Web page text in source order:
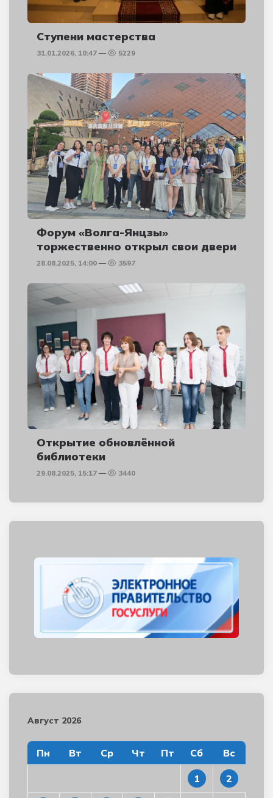
Ступени мастерства
31.01.2026, 10:47 5229
Форум «Волга-Янцзы»
торжественно открыл свои двери
28.08.2025, 14:00 3597
Открытие обновлённой
библиотеки
29.08.2025, 15:17 3440
Август 2026
Пн Вт Ср Чт Пт Сб Вс
1 2